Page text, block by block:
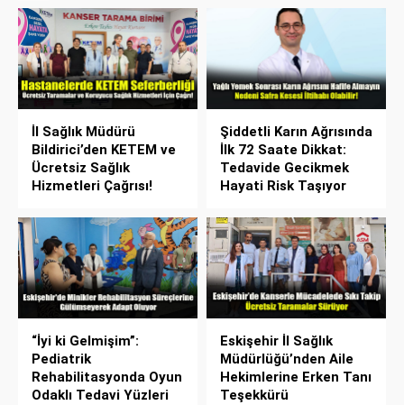
İl Sağlık Müdürü
Bildirici’den KETEM ve
Ücretsiz Sağlık
Hizmetleri Çağrısı!
Şiddetli Karın Ağrısında
İlk 72 Saate Dikkat:
Tedavide Gecikmek
Hayati Risk Taşıyor
“İyi ki Gelmişim”:
Pediatrik
Rehabilitasyonda Oyun
Odaklı Tedavi Yüzleri
Eskişehir İl Sağlık
Müdürlüğü’nden Aile
Hekimlerine Erken Tanı
Teşekkürü